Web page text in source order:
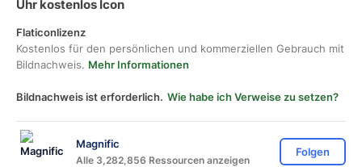
Uhr kostenlos Icon
Flaticonlizenz
Kostenlos für den persönlichen und kommerziellen Gebrauch mit
Bildnachweis. Mehr Informationen
Bildnachweis ist erforderlich. Wie habe ich Verweise zu setzen?
Magnific
Alle 3,282,856 Ressourcen anzeigen
Folgen